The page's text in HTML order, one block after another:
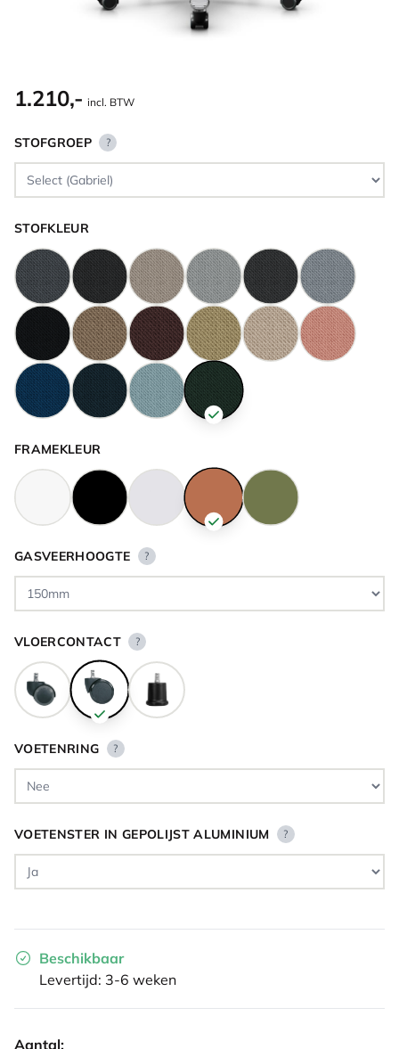
1.210,- incl. BTW
STOFGROEP ?
STOFKLEUR
FRAMEKLEUR
GASVEERHOOGTE ?
VLOERCONTACT ?
VOETENRING ?
VOETENSTER IN GEPOLIJST ALUMINIUM ?
Beschikbaar
Levertijd: 3-6 weken
Aantal: